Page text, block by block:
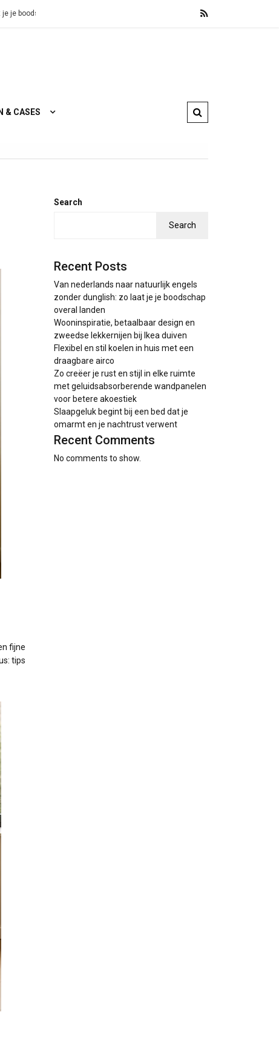
overal landen Wooninspiratie, betaalbaar design en zweedse
& CASES
fijne
tips
Search
Search
Recent Posts
Van nederlands naar natuurlijk engels
zonder dunglish: zo laat je je boodschap
overal landen
Wooninspiratie, betaalbaar design en
zweedse lekkernijen bij Ikea duiven
Flexibel en stil koelen in huis met een
draagbare airco
Zo creëer je rust en stijl in elke ruimte
met geluidsabsorberende wandpanelen
voor betere akoestiek
Slaapgeluk begint bij een bed dat je
omarmt en je nachtrust verwent
Recent Comments
No comments to show.